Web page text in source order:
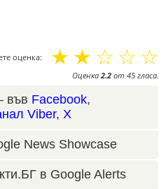
оценка: ☆
☆
☆
☆
☆
Оценка2.2 от 45 гласа.
във Facebook,
Viber, X
News Showcase
в Google Alerts